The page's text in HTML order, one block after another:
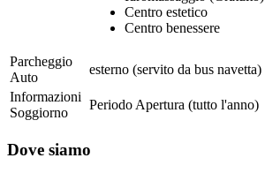
Centro estetico
Centro benessere
Parcheggio
Auto
esterno (servito da bus navetta)
Informazioni
Soggiorno
Periodo Apertura (tutto l'anno)
Dove siamo